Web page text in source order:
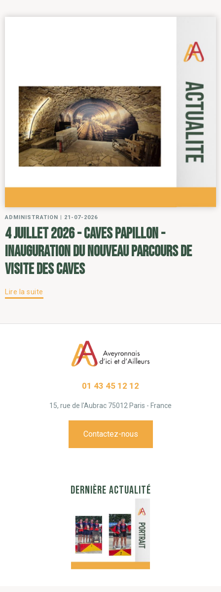
ADMINISTRATION | 21-07-2026
4 juillet 2026 - Caves Papillon -
inauguration du nouveau parcours de
visite des caves
Lire la suite
01 43 45 12 12
15, rue de l'Aubrac 75012 Paris - France
Contactez-nous
DERNIÈRE ACTUALITÉ